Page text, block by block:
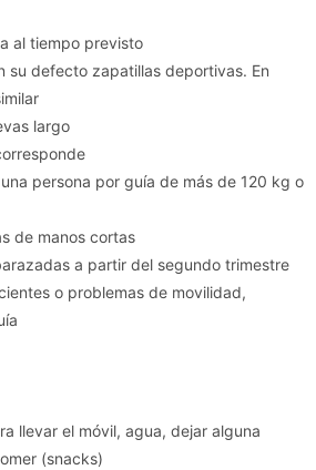
al tiempo previsto
su defecto zapatillas deportivas. En
largo
persona por guía de más de 120 kg o
de manos cortas
a partir del segundo trimestre
o problemas de movilidad,
llevar el móvil, agua, dejar alguna
(snacks)